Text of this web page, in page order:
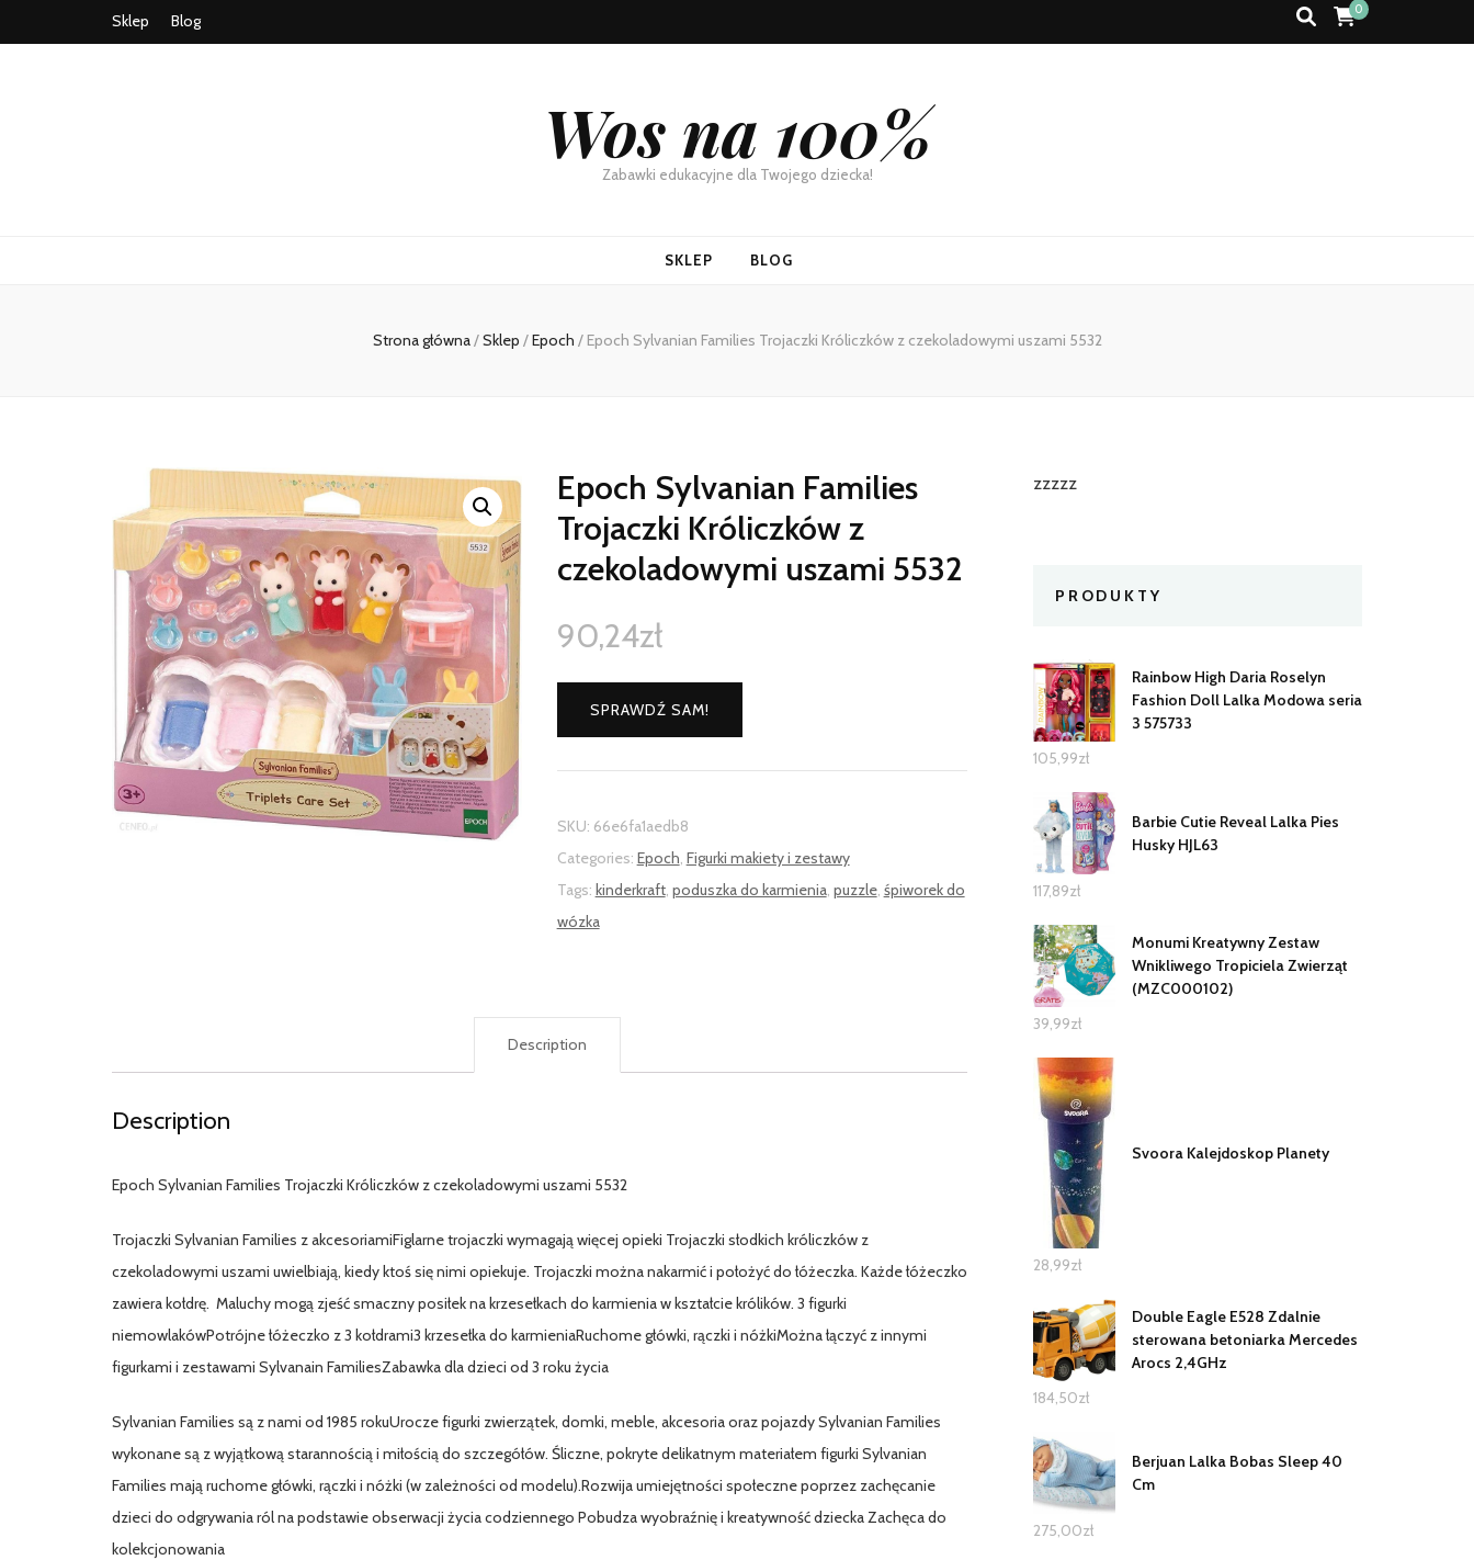
Sklep Blog
0
Wos na 100%
Zabawki edukacyjne dla Twojego dziecka!
SKLEP BLOG
Strona główna/Sklep /Epoch / Epoch Sylvanian Families Trojaczki Króliczków z czekoladowymi uszami 5532
Epoch Sylvanian Families
Trojaczki Króliczków z
czekoladowymi uszami 5532
90,24zł
SPRAWDŹ SAM!
SKU: 66e6fa1aedb8
Categories: Epoch, Figurki makiety i zestawy
Tags: kinderkraft, poduszka do karmienia, puzzle, śpiworek do
wózka
Description
Description
Epoch Sylvanian Families Trojaczki Króliczków z czekoladowymi uszami 5532
Trojaczki Sylvanian Families z akcesoriamiFiglarne trojaczki wymagają więcej opieki Trojaczki słodkich króliczków z
czekoladowymi uszami uwielbiają, kiedy ktoś się nimi opiekuje. Trojaczki można nakarmić i położyć do łóżeczka. Każde łóżeczko
zawiera kołdrę. Maluchy mogą zjeść smaczny posiłek na krzesełkach do karmienia w kształcie królików. 3 figurki
niemowlakówPotrójne łóżeczko z 3 kołdrami3 krzesełka do karmieniaRuchome główki, rączki i nóżkiMożna łączyć z innymi
figurkami i zestawami Sylvanain FamiliesZabawka dla dzieci od 3 roku życia
Sylvanian Families są z nami od 1985 rokuUrocze figurki zwierzątek, domki, meble, akcesoria oraz pojazdy Sylvanian Families
wykonane są z wyjątkową starannością i miłością do szczegółów. Śliczne, pokryte delikatnym materiałem figurki Sylvanian
Families mają ruchome główki, rączki i nóżki (w zależności od modelu).Rozwija umiejętności społeczne poprzez zachęcanie
dzieci do odgrywania ról na podstawie obserwacji życia codziennego Pobudza wyobraźnię i kreatywność dziecka Zachęca do
kolekcjonowania
zzzzz
PRODUKTY
Rainbow High Daria Roselyn
Fashion Doll Lalka Modowa seria
3 575733
105,99zł
Barbie Cutie Reveal Lalka Pies
Husky HJL63
117,89zł
Monumi Kreatywny Zestaw
Wnikliwego Tropiciela Zwierząt
(MZC000102)
39,99zł
Svoora Kalejdoskop Planety
28,99zł
Double Eagle E528 Zdalnie
sterowana betoniarka Mercedes
Arocs 2,4GHz
184,50zł
Berjuan Lalka Bobas Sleep 40
Cm
275,00zł